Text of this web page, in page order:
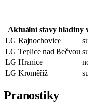
Aktuální stavy hladiny
LG Rajnochovice
LG Teplice nad Bečvou
LG Hranice
LG Kroměříž
Pranostiky